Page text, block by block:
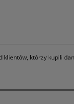
którzy kupili